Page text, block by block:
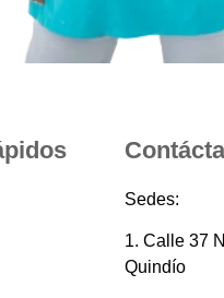
Sedes:
1. Calle 37
Quindío